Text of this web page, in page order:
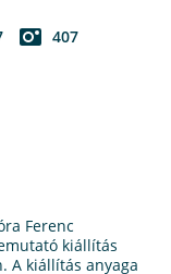
407
Ferenc
kiállítás
A kiállítás anyaga